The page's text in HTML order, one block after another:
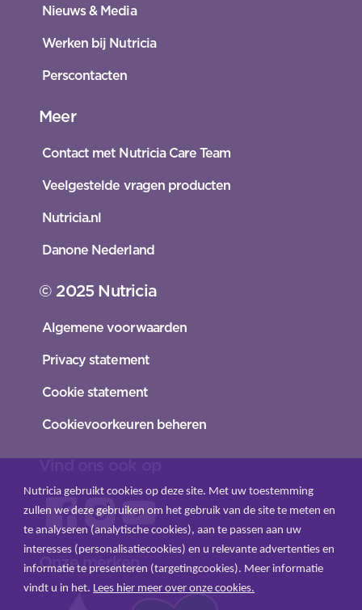
Nieuws & Media
Werken bij Nutricia
Perscontacten
Meer
Contact met Nutricia Care Team
Veelgestelde vragen producten
Nutricia.nl
Danone Nederland
© 2025 Nutricia
Algemene voorwaarden
Privacy statement
Cookie statement
Cookievoorkeuren beheren
Onze merken
Nutricia gebruikt cookies op deze site. Met uw toestemming
zullen we deze gebruiken om het gebruik van de site te meten en
te analyseren (analytische cookies), aan te passen aan uw
interesses (personalisatiecookies) en u relevante advertenties en
informatie te presenteren (targetingcookies). Meer informatie
vindt u in het. Lees hier meer over onze cookies.